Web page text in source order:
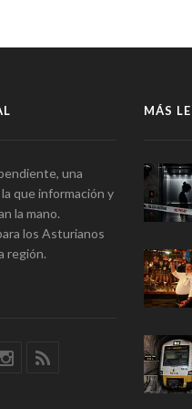
una
que información y
la mano.
los Asturianos
región.
MÁS